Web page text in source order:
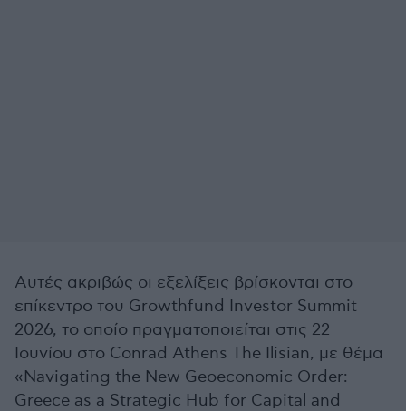
Αυτές ακριβώς οι εξελίξεις βρίσκονται στο
επίκεντρο του Growthfund Investor Summit
2026, το οποίο πραγματοποιείται στις 22
Ιουνίου στο Conrad Athens The Ilisian, με θέμα
«Navigating the New Geoeconomic Order:
Greece as a Strategic Hub for Capital and